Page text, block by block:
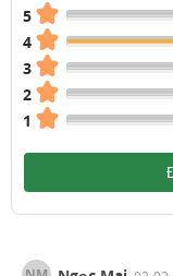
5
4
3
2
1